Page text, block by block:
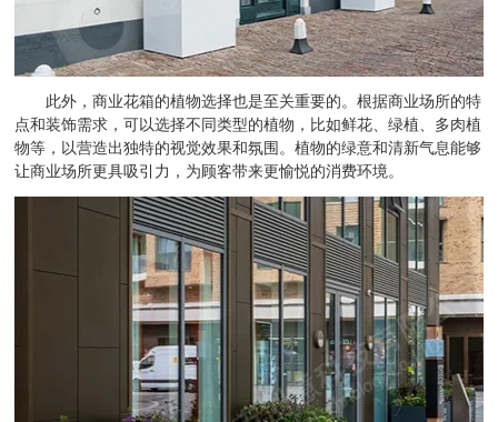
此外，商业花箱的植物选择也是至关重要的。根据商业场所的特
点和装饰需求，可以选择不同类型的植物，比如鲜花、绿植、多肉植
物等，以营造出独特的视觉效果和氛围。植物的绿意和清新气息能够
让商业场所更具吸引力，为顾客带来更愉悦的消费环境。